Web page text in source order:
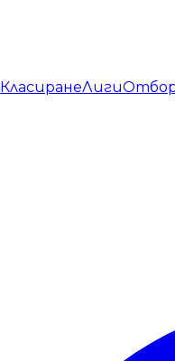
КласиранеЛиги